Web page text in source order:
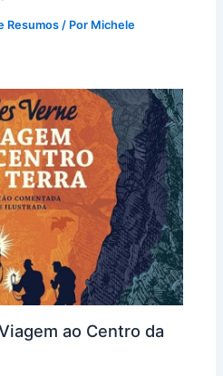
Resumos/ Por Michele
ao Centro da